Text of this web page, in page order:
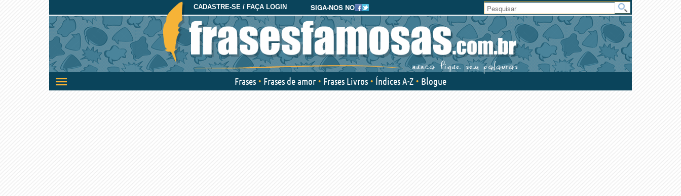
SIGA-NOS NO
CADASTRE-SE / FAÇA LOGIN
Ativar/desativar
a
Área
do
Usuário
Frases Frases de amor Frases Livros Índices A-Z Blogue